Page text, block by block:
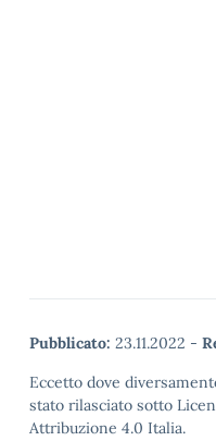
Pubblicato: 23.11.2022 -
Eccetto dove
stato rilasciato sotto
Attribuzione 4.0 Italia.